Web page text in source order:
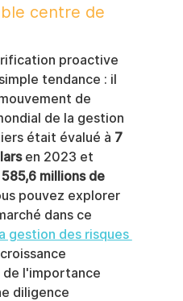
centre de
proactive
tendance : il
de
de la gestion
était évalué à 7
en 2023 et
millions de
pouvez explorer
dans ce
gestion des risques
l'importance
diligence